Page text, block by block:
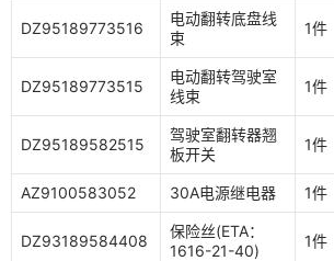
DZ95189773516
电动翻转底盘线
束
1件
DZ95189773515
电动翻转驾驶室
线束
1件
DZ95189582515
驾驶室翻转器翘
板开关
1件
AZ9100583052 30A电源继电器 1件
DZ93189584408
保险丝(ETA：
1616-21-40)
1件